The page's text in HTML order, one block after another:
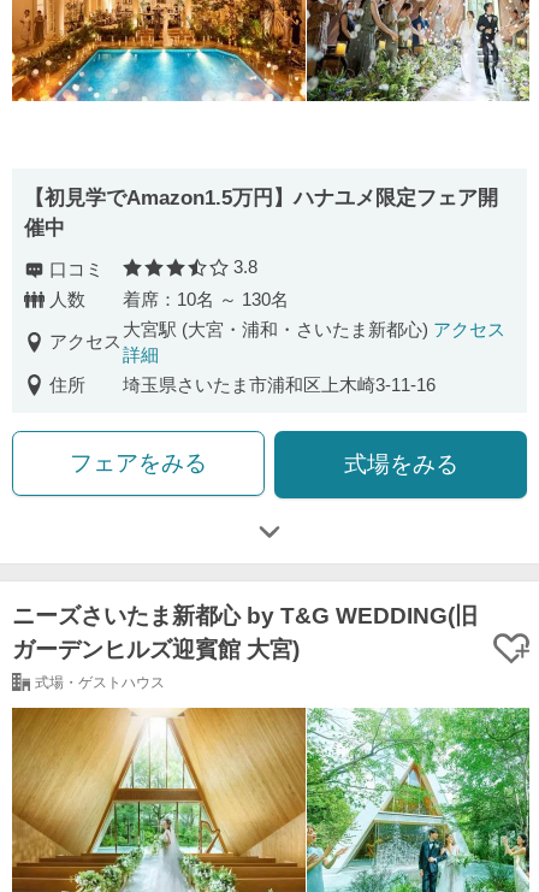
【初見学でAmazon1.5万円】ハナユメ限定フェア開
催中
口コミ 口コミ評価
3.8
人数
着席：10名 ～ 130名
アクセス
大宮駅 (大宮・浦和・さいたま新都心) アクセス
詳細
住所
埼玉県さいたま市浦和区上木崎3-11-16
フェアをみる 式場をみる
ニーズさいたま新都心 by T&G WEDDING(旧
ガーデンヒルズ迎賓館 大宮)
式場・ゲストハウス